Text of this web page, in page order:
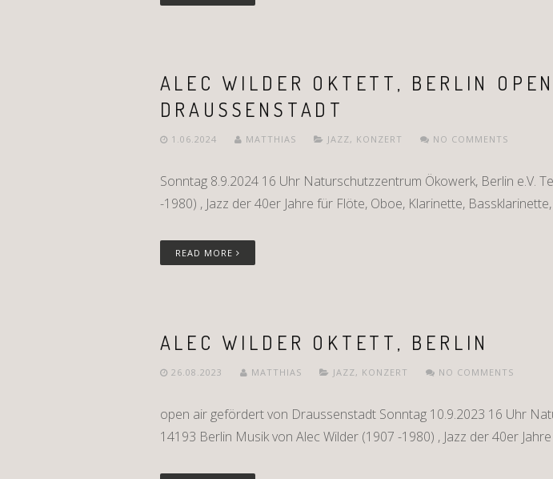
ALEC WILDER OKTETT, BERLIN
DRAUSSENSTADT
1.06.2024 MATTHIAS JAZZ, KONZERT NO COMMENTS
Sonntag 8.9.2024 16 Uhr Naturschutzzentrum Ökowerk, Berlin e.V.
-1980) , Jazz der 40er Jahre für Flöte, Oboe, Klarinette,
READ MORE
ALEC WILDER OKTETT, BERLIN
26.08.2023 MATTHIAS JAZZ, KONZERT NO COMMENTS
open air gefördert von Draussenstadt Sonntag 10.9.2023 16 Uhr
14193 Berlin Musik von Alec Wilder (1907 -1980) , Jazz der 40er